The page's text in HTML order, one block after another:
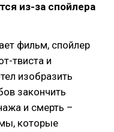
из-за спойлера
фильм, спойлер
твиста и
изобразить
закончить
и смерть –
которые